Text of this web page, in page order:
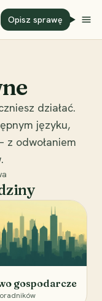
Opisz sprawę
działać.
języku,
odwołaniem
gospodarcze